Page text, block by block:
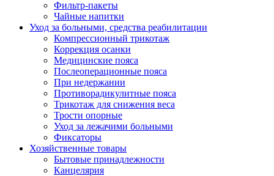
Фильтр-пакеты
Чайные напитки
Уход за больными, средства реабилитации
Компрессионный трикотаж
Коррекция осанки
Медицинские пояса
Послеоперационные пояса
При недержании
Противорадикулитные пояса
Трикотаж для снижения веса
Трости опорные
Уход за лежачими больными
Фиксаторы
Хозяйственные товары
Бытовые принадлежности
Канцелярия